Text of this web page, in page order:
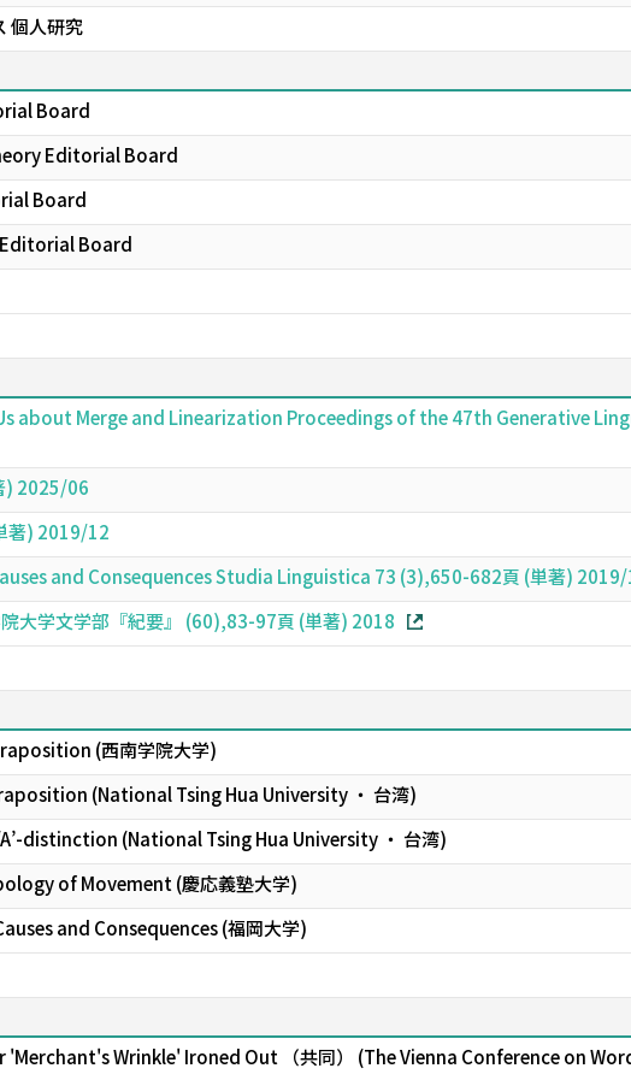
個人研究
Board
Editorial Board
Board
Board
about Merge and Linearization Proceedings of the 47th Generative
) 2025/06
著) 2019/12
and Consequences Studia Linguistica 73 (3),650-682頁 (単著)
大学文学部『紀要』 (60),83-97頁 (単著) 2018
(西南学院大学)
(National Tsing Hua University ・ 台湾)
distinction (National Tsing Hua University ・ 台湾)
of Movement (慶応義塾大学)
and Consequences (福岡大学)
Wrinkle' Ironed Out （共同） (The Vienna Conference on